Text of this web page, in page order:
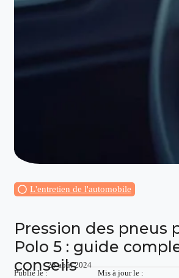
L'entretien de l'automobile
Pression des pneus
Polo 5 : guide
conseils
Publié le :
23 août 2024
Mis à jour le :